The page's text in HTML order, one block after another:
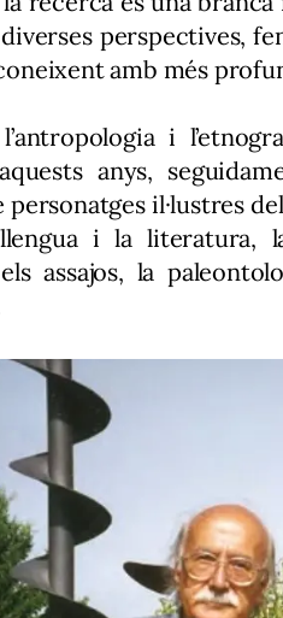
perspectives,
amb més
i
anys,
personatges il·lustres
i la literatura,
assajos, la